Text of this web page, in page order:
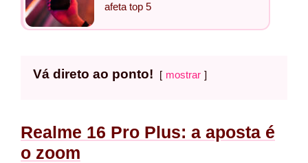
afeta top 5
Vá direto ao ponto! mostrar
Realme 16 Pro Plus: a aposta é
o zoom